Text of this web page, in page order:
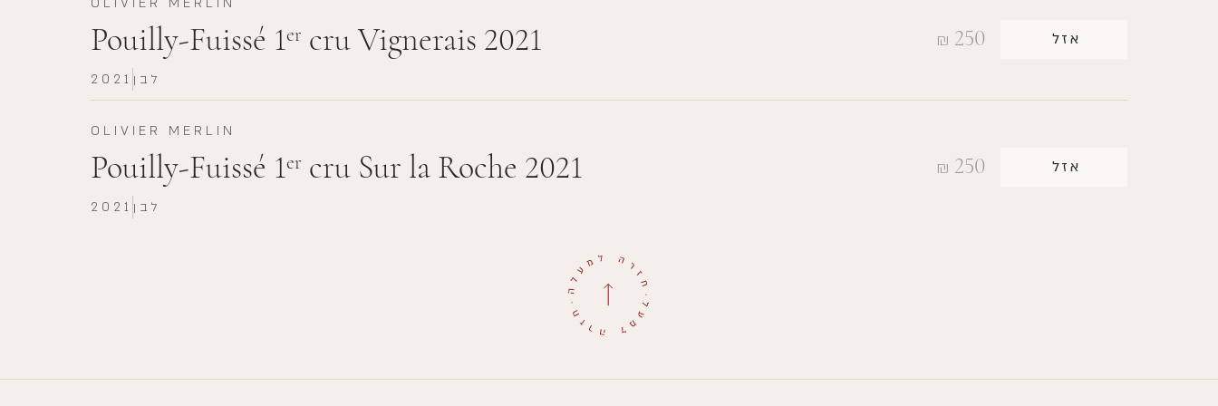
Pouilly-Fuissé 1er cru Vignerais 2021 ₪ 250 אזל
2021 לבן
OLIVIER MERLIN
Pouilly-Fuissé 1er cru Sur la Roche 2021 ₪ 250 אזל
2021 לבן